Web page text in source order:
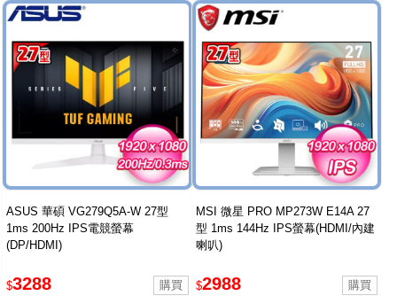
ASUS 華碩 VG279Q5A-W 27型
1ms 200Hz IPS電競螢幕
(DP/HDMI)
$3288
MSI 微星 PRO MP273W E14A 27
型 1ms 144Hz IPS螢幕(HDMI/內建
喇叭)
$2988